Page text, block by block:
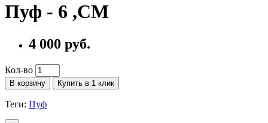
Пуф - 6 ,СМ
4 000 руб.
Кол-во
В корзину Купить в 1 клик
Теги: Пуф